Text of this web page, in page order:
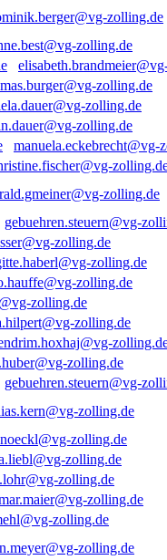
zolling.de
zolling.de
zolling.de
zolling.de
zolling.de
manuela.eckebrecht@vg-
zolling.de
gebuehren.steuern@vg-
zolling.de
zolling.de
zolling.de
zolling.de
zolling.de
zolling.de
gebuehren.steuern@vg-
zolling.de
zolling.de
zolling.de
zolling.de
zolling.de
zolling.de
zolling.de